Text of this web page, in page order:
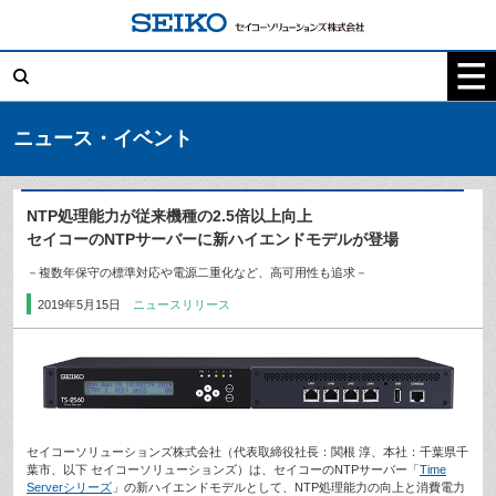
索:
ニュース・イベント
NTP処理能力が従来機種の2.5倍以上向上
セイコーのNTPサーバーに新ハイエンドモデルが登場
－複数年保守の標準対応や電源二重化など、高可用性も追求－
2019年5月15日 ニュースリリース
セイコーソリューションズ株式会社（代表取締役社長：関根 淳、本社：千葉県千
葉市、以下 セイコーソリューションズ）は、セイコーのNTPサーバー「Time
Serverシリーズ 」の新ハイエンドモデルとして、NTP処理能力の向上と消費電力